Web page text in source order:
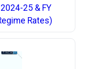
25 & FY
Rates)